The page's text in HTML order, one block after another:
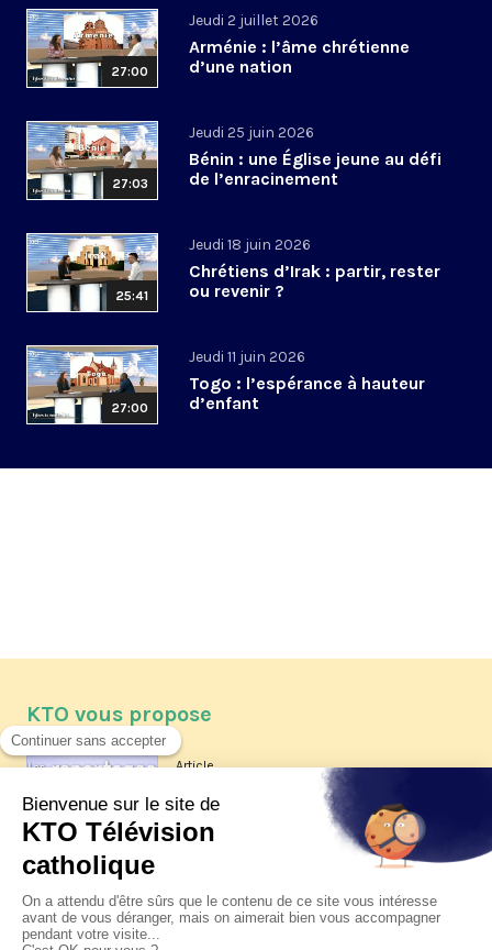
27:00
Jeudi 2 juillet 2026
Arménie : l’âme chrétienne
d’une nation
27:03
Jeudi 25 juin 2026
Bénin : une Église jeune au défi
de l’enracinement
25:41
Jeudi 18 juin 2026
Chrétiens d’Irak : partir, rester
ou revenir ?
27:00
Jeudi 11 juin 2026
Togo : l’espérance à hauteur
d’enfant
KTO vous propose
Article
Les reportages d'été 2026 de KTO
La visite pastorale du pape Léon
XIV à Assise à suivre sur KTO le
jeudi 6 août